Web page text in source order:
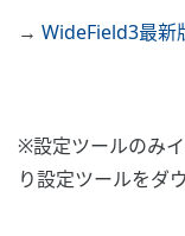
→ WideField3最新
※設定ツールのみ
り設定ツールをダ